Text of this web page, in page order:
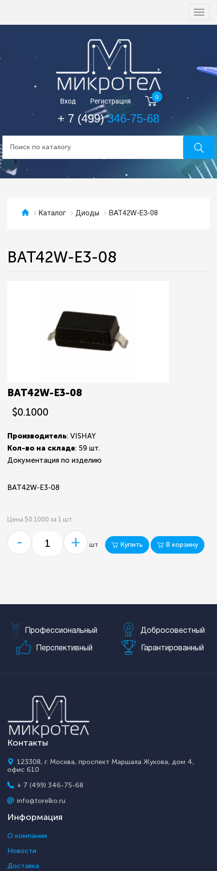
Вход Регистрация 0
+ 7 (499)346-75-68
Каталог Диоды BAT42W-E3-08
BAT42W-E3-08
BAT42W-E3-08
$0.1000
Производитель: VISHAY
Кол-во на складе: 59 шт.
Документация по изделию
BAT42W-E3-08
Цена $0.1000 за 1 шт
- + шт Купить В корзину
Профессиональный Добросовестный
Перспективный Гарантированный
Контакты
123308, г. Москва, проспект Маршала Жукова, дом 4,
офис 610
+ 7 (499) 346-75-68
info@torelko.ru
Информация
О компании
Новости
Доставка